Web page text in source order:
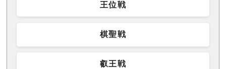
王位戦
棋聖戦
叡王戦